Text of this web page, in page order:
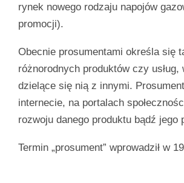
rynek nowego rodzaju napojów
promocji).
Obecnie prosumentami określa się
różnorodnych produktów czy
dzielące się nią z innymi.
internecie, na portalach
rozwoju danego produktu bądź jego
Termin „prosument” wprowadził w